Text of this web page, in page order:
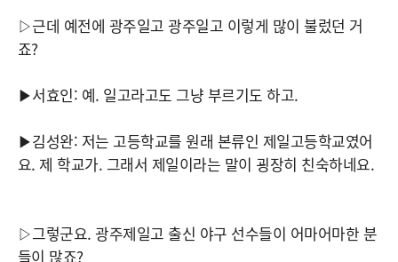
▷근데 예전에 광주일고 광주일고 이렇게 많이 불렀던 거
죠?
▶서효인: 예. 일고라고도 그냥 부르기도 하고.
▶김성완: 저는 고등학교를 원래 본류인 제일고등학교였어
요. 제 학교가. 그래서 제일이라는 말이 굉장히 친숙하네요.
▷그렇군요. 광주제일고 출신 야구 선수들이 어마어마한 분
들이 많죠?